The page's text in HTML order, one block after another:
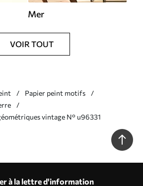
Mer
VOIR TOUT
Papier peint motifs
vintage N° u96331
à la lettre d'information